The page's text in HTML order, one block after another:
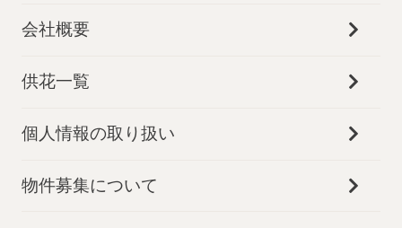
会社概要
供花一覧
個人情報の取り扱い
物件募集について